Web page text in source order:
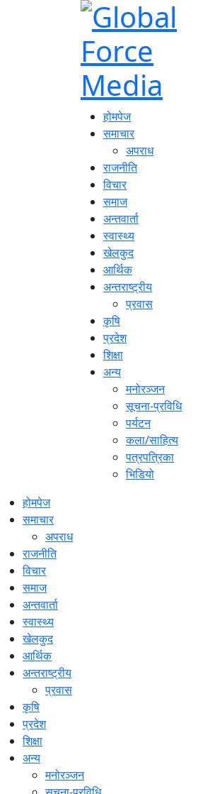
होमपेज
समाचार
अपराध
राजनीति
विचार
समाज
अन्तवार्ता
स्वास्थ्य
खेलकुद
आर्थिक
अन्तराष्ट्रीय
प्रवास
कृषि
प्रदेश
शिक्षा
अन्य
मनोरञ्जन
सूचना-प्रविधि
पर्यटन
कला/साहित्य
पत्रपत्रिका
भिडियो
होमपेज
समाचार
अपराध
राजनीति
विचार
समाज
अन्तवार्ता
स्वास्थ्य
खेलकुद
आर्थिक
अन्तराष्ट्रीय
प्रवास
कृषि
प्रदेश
शिक्षा
अन्य
मनोरञ्जन